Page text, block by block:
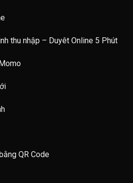
thu nhập – Duyêt Online 5 Phút
QR Code